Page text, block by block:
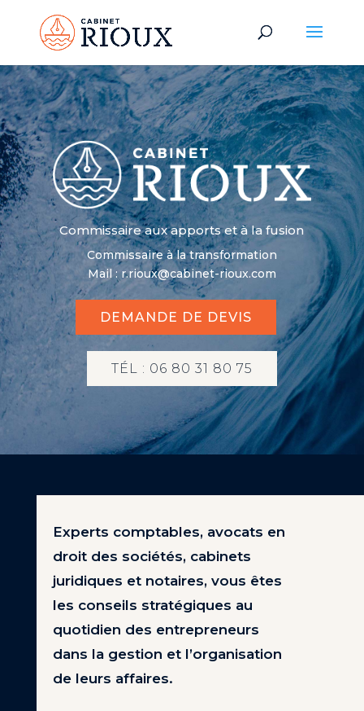
Commissaire aux apports et à la fusion
Commissaire à la transformation
Mail : r.rioux@cabinet-rioux.com
DEMANDE DE DEVIS
TÉL : 06 80 31 80 75
Experts comptables, avocats en
droit des sociétés, cabinets
juridiques et notaires, vous êtes
les conseils stratégiques au
quotidien des entrepreneurs
dans la gestion et l’organisation
de leurs affaires.